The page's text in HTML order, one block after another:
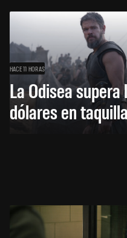
HACE 11 HORAS
La Odisea
dólares en